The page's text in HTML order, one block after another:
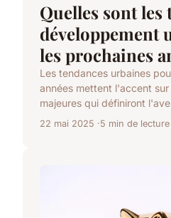
Quelles sont les
développement
les prochaines
Les tendances urbaines
années mettent l'accent
majeures qui définiront
22 mai 2025 5 min de lecture